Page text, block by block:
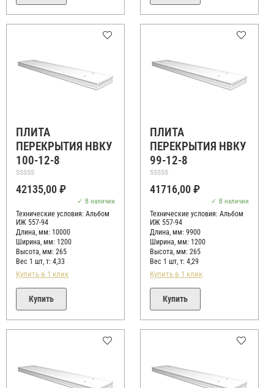
ПЛИТА
ПЕРЕКРЫТИЯ НВКУ
100-12-8
Оценка
0
42135,00₽
В наличии
Технические условия: Альбом
ИЖ 557-94
Длина, мм: 10000
Ширина, мм: 1200
Высота, мм: 265
Вес 1 шт, т: 4,33
Купить в 1 клик
Купить
ПЛИТА
ПЕРЕКРЫТИЯ НВКУ
99-12-8
Оценка
0
41716,00₽
В наличии
Технические условия: Альбом
ИЖ 557-94
Длина, мм: 9900
Ширина, мм: 1200
Высота, мм: 265
Вес 1 шт, т: 4,29
Купить в 1 клик
Купить